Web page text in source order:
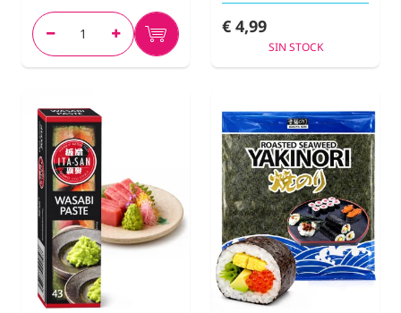
€ 4,99
SIN STOCK